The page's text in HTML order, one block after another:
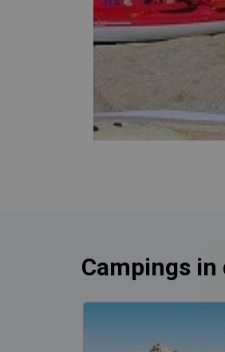
Campings